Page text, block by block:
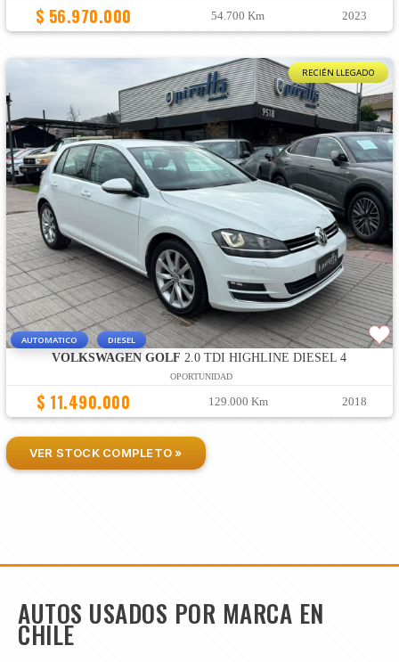
$ 56.970.000 54.700 Km 2023
RECIÉN LLEGADO
AUTOMATICO DIESEL
VOLKSWAGEN GOLF 2.0 TDI HIGHLINE DIESEL 4
OPORTUNIDAD
$ 11.490.000 129.000 Km 2018
VER STOCK COMPLETO »
AUTOS USADOS POR MARCA EN
CHILE